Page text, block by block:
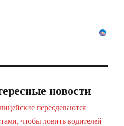
новости
переодеваются
чтобы ловить водителей